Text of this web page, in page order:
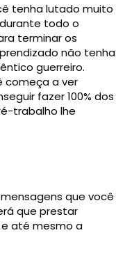
tenha lutado muito
todo o
terminar os
não tenha
guerreiro.
começa a ver
fazer 100% dos
trabalho lhe
que você
que prestar
até mesmo a